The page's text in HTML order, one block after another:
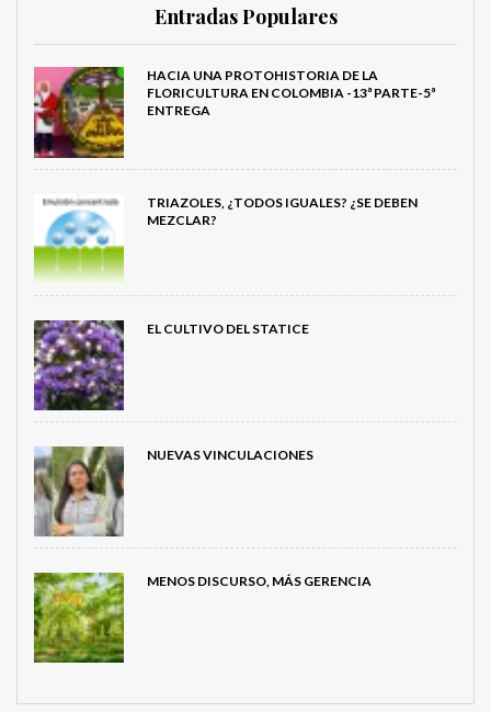
Entradas Populares
HACIA UNA PROTOHISTORIA DE LA
FLORICULTURA EN COLOMBIA -13ª PARTE-5ª
ENTREGA
TRIAZOLES, ¿TODOS IGUALES? ¿SE DEBEN
MEZCLAR?
EL CULTIVO DEL STATICE
NUEVAS VINCULACIONES
MENOS DISCURSO, MÁS GERENCIA